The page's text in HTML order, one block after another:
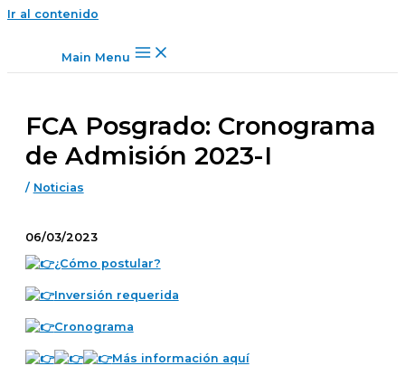
Ir al contenido
Main Menu
FCA Posgrado: Cronograma
de Admisión 2023-I
/ Noticias
06/03/2023
¿Cómo postular?
Inversión requerida
Cronograma
Más información aquí